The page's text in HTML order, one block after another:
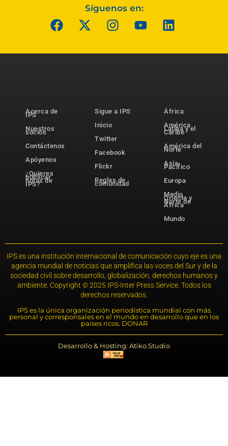
Síguenos en:
Acerca de
IPS
Nuestros
socios
Contáctenos
Apóyenos
¿Quieres
publicar
notas de
IPS?
Sigue a IPS
Inicio
Twitter
Facebook
Flickr
Reglas de
comunidad
África
América
Latina y el
Caribe
América del
Norte
Asia-
Pacífico
Europa
Medio
Oriente y
Norte de
África
Mundo
IPS es una institución internacional de comunicación cuyo eje es una
agencia mundial de noticias que amplifica las voces del Sur y de la
sociedad civil sobre desarrollo, globalización, derechos humanos y
ambiente. Copyright © 2025 IPS-Inter Press Service. Todos los
derechos reservados.
IPS es la única organización periodística mundial con más
personal y corresponsales en el mundo en desarrollo que en los
países ricos. DONAR
Desarrollo & Hosting: Atiko.Studio